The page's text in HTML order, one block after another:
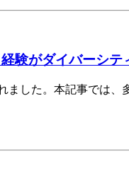
験がダイバーシ
ました。本記事では